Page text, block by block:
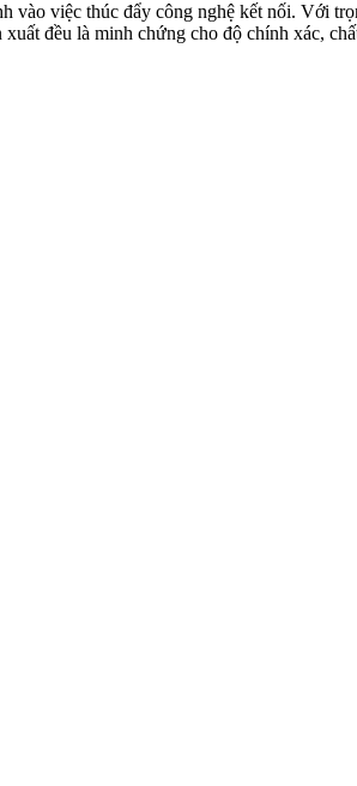
vào việc thúc đẩy công nghệ kết nối. Với
đều là minh chứng cho độ chính xác,